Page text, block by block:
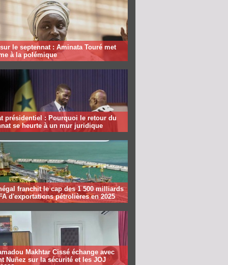
le septennat : Aminata Touré met
à la polémique
présidentiel : Pourquoi le retour du
se heurte à un mur juridique
franchit le cap des 1 500 milliards
d'exportations pétrolières en 2025
Makhtar Cissé échange avec
Nuñez sur la sécurité et les JOJ